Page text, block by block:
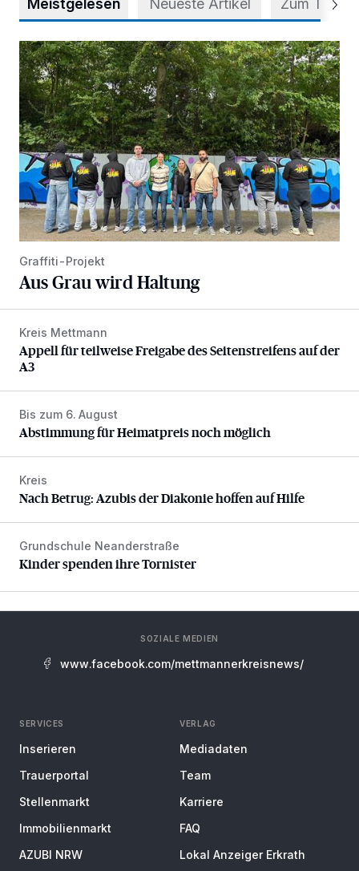
Meistgelesen Neueste Artikel Zum Thema
Aus Grau wird Haltung
Graffiti-Projekt
Aus Grau wird Haltung
Appell für teilweise Freigabe des Seitenstreifens auf der A3
Kreis Mettmann
Appell für teilweise Freigabe des Seitenstreifens auf der
A3
Abstimmung für Heimatpreis noch möglich
Bis zum 6. August
Abstimmung für Heimatpreis noch möglich
Nach Betrug: Azubis der Diakonie hoffen auf Hilfe
Kreis
Nach Betrug: Azubis der Diakonie hoffen auf Hilfe
Kinder spenden ihre Tornister
Grundschule Neanderstraße
Kinder spenden ihre Tornister
SOZIALE MEDIEN
www.facebook.com/mettmannerkreisnews/
SERVICES
Inserieren
Trauerportal
Stellenmarkt
Immobilienmarkt
AZUBI NRW
VERLAG
Mediadaten
Team
Karriere
FAQ
Lokal Anzeiger Erkrath